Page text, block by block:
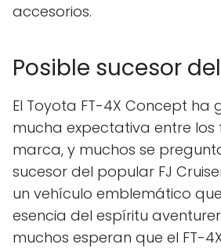
accesorios.
Posible sucesor
El Toyota FT-4X Concept ha
mucha expectativa entre
marca, y muchos se
sucesor del popular FJ
un vehículo emblemático
esencia del espíritu
muchos esperan que el FT-